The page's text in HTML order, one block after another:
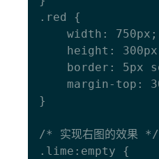
.red {
}
/* 实现右图的效果 */
.lime:empty {